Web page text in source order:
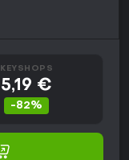
KEYSHOPS
5,19 €
-82%